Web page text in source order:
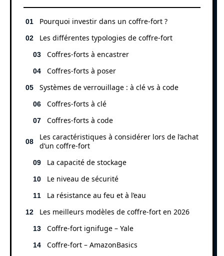
Pourquoi investir dans un coffre-fort ?
Les différentes typologies de coffre-fort
Coffres-forts à encastrer
Coffres-forts à poser
Systèmes de verrouillage : à clé vs à code
Coffres-forts à clé
Coffres-forts à code
Les caractéristiques à considérer lors de l’achat
d’un coffre-fort
La capacité de stockage
Le niveau de sécurité
La résistance au feu et à l’eau
Les meilleurs modèles de coffre-fort en 2026
Coffre-fort ignifuge – Yale
Coffre-fort – AmazonBasics